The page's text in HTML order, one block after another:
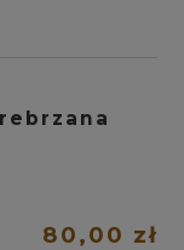
80,00 zł